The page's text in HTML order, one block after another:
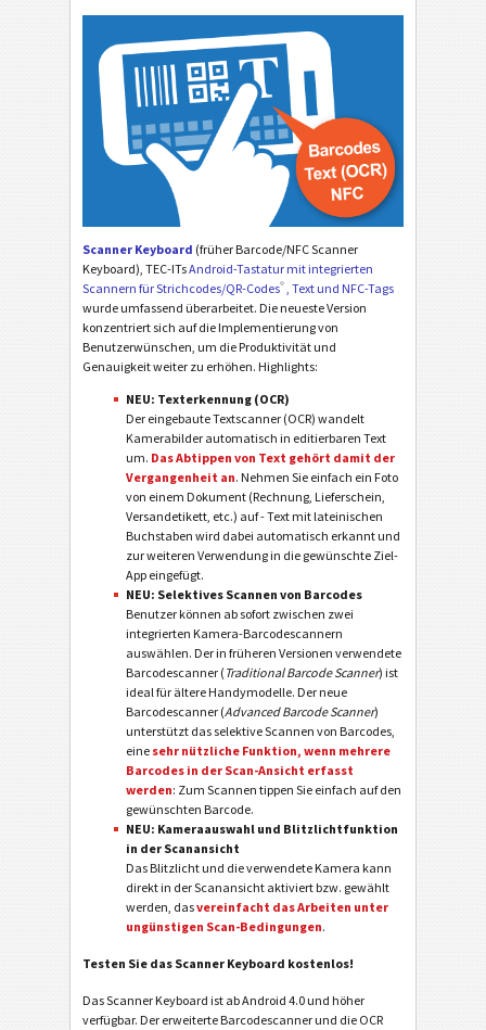
Scanner Keyboard (früher Barcode/NFC Scanner
Keyboard), TEC-ITsAndroid-Tastatur mit integrierten
Scannern für Strichcodes/QR-Codes®, Text und NFC-Tags
wurde umfassend über­arbeitet. Die neueste Version
konzentriert sich auf die Implementierung von
Benutzerwünschen, um die Produktivität und
Genauigkeit weiter zu erhöhen. Highlights:
NEU: Texterkennung (OCR)
Der eingebaute Textscanner (OCR) wandelt
Kamerabilder automatisch in editierbaren Text
um. Das Abtippen von Text gehört damit der
Vergangenheit an. Nehmen Sie einfach ein Foto
von einem Dokument (Rechnung, Lieferschein,
Versandetikett, etc.) auf - Text mit lateinischen
Buchstaben wird dabei auto­matisch erkannt und
zur weiteren Verwendung in die gewünschte Ziel-
App eingefügt.
NEU: Selektives Scannen von Barcodes
Benutzer können ab sofort zwischen zwei
integrierten Kamera-Barcode­scannern
auswählen. Der in früheren Versionen verwendete
Barcodescanner (Traditional Barcode Scanner) ist
ideal für ältere Handymodelle. Der neue
Barcodescanner (Advanced Barcode Scanner)
unterstützt das selektive Scannen von Barcodes,
eine sehr nützliche Funktion, wenn mehrere
Barcodes in der Scan-Ansicht erfasst
werden: Zum Scannen tippen Sie einfach auf den
gewünschten Barcode.
NEU: Kameraauswahl und Blitzlichtfunktion
in der Scanansicht
Das Blitzlicht und die verwendete Kamera kann
direkt in der Scanansicht aktiviert bzw. gewählt
werden, dasvereinfacht das Arbeiten unter
ungünstigen Scan-Bedingungen.
Testen Sie das Scanner Keyboard kostenlos!
Das Scanner Keyboard ist ab Android 4.0 und höher
verfügbar. Der erweiterte Barcodescanner und die OCR